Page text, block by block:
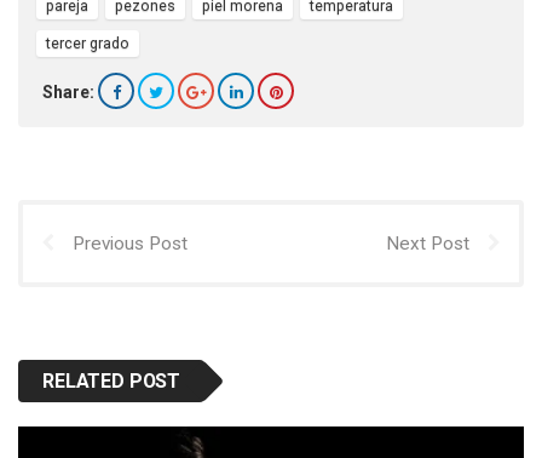
pareja pezones piel morena temperatura
tercer grado
Share:
Previous Post Next Post
RELATED POST